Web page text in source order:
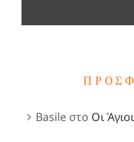
Basileστο Οι